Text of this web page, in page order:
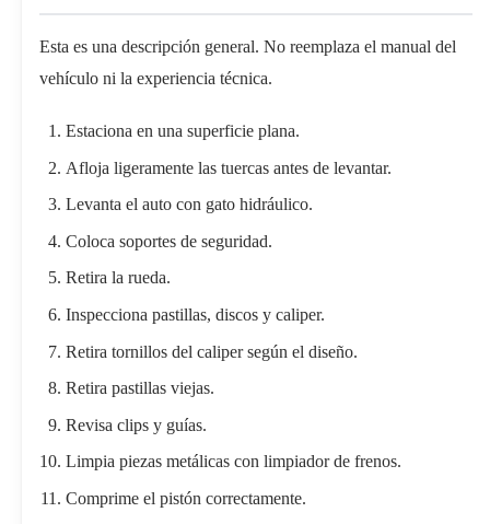
Esta es una descripción general. No reemplaza el manual del
vehículo ni la experiencia técnica.
Estaciona en una superficie plana.
Afloja ligeramente las tuercas antes de levantar.
Levanta el auto con gato hidráulico.
Coloca soportes de seguridad.
Retira la rueda.
Inspecciona pastillas, discos y caliper.
Retira tornillos del caliper según el diseño.
Retira pastillas viejas.
Revisa clips y guías.
Limpia piezas metálicas con limpiador de frenos.
Comprime el pistón correctamente.